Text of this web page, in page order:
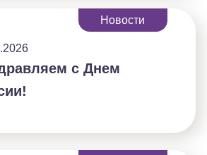
Новости
с Днем